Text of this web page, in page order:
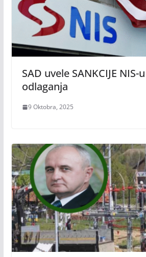
SAD uvele SANKCIJE NIS-
odlaganja
9 Oktobra, 2025